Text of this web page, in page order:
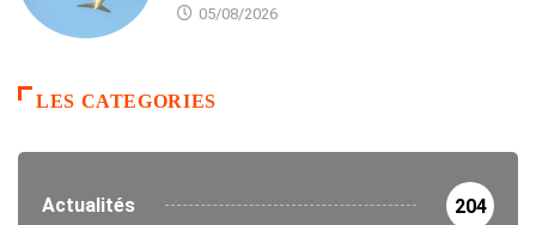
05/08/2026
LES CATEGORIES
Actualités 204